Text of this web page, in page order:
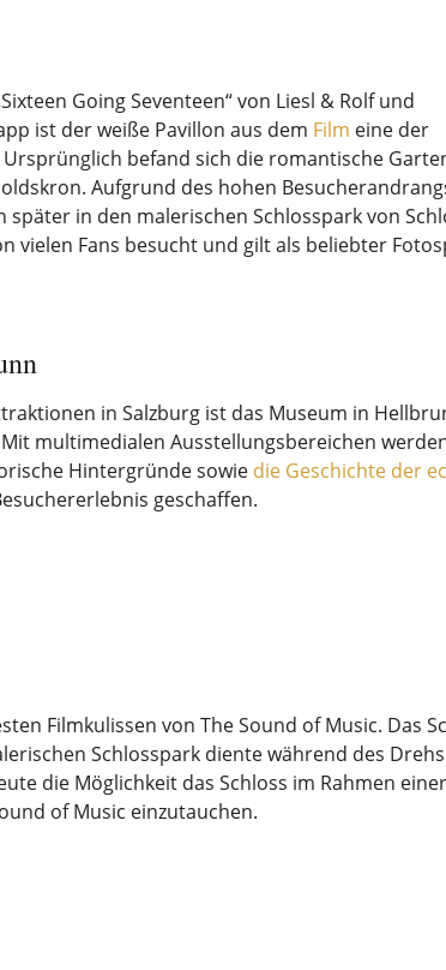
Going Seventeen“ von Liesl & Rolf und
ist der weiße Pavillon aus dem Film eine der
Ursprünglich befand sich die romantische
Aufgrund des hohen
in den malerischen Schlosspark von
vielen Fans besucht und gilt als beliebter
in Salzburg ist das Museum in
multimedialen Ausstellungsbereichen
Hintergründe sowie die Geschichte der
geschaffen.
Filmkulissen von The Sound of Music. Das
Schlosspark diente während des
die Möglichkeit das Schloss im Rahmen einer
of Music einzutauchen.